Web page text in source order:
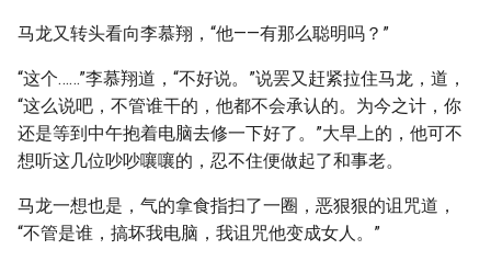
马龙又转头看向李慕翔，“他——有那么聪明吗？”
“这个……”李慕翔道，“不好说。”说罢又赶紧拉住马龙，道，
“这么说吧，不管谁干的，他都不会承认的。为今之计，你
还是等到中午抱着电脑去修一下好了。”大早上的，他可不
想听这几位吵吵嚷嚷的，忍不住便做起了和事老。
马龙一想也是，气的拿食指扫了一圈，恶狠狠的诅咒道，
“不管是谁，搞坏我电脑，我诅咒他变成女人。”